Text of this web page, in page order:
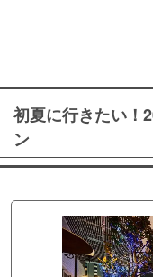
初夏に行きたい！
ン